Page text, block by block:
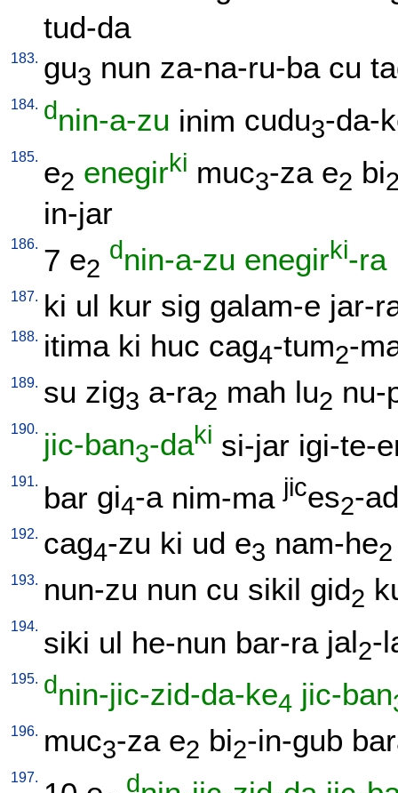
tud-da
183. gu3 nun za-na-ru-ba cu
184. dnin-a-zu inim cudu3-da-
185. e2 enegirki muc3-za e2 bi
in-jar
186. 7 e2
dnin-a-zu enegirki-ra
187. ki ul kur sig galam-e jar-
188. itima ki huc cag4-tum2-
189. su zig3 a-ra2 mah lu2 nu-
190. jic-ban3-daki si-jar igi-te-
191. bar gi4-a nim-ma jices2-
192. cag4-zu ki ud e3 nam-he2
193. nun-zu nun cu sikil gid2
194. siki ul he-nun bar-ra jal2-
195. dnin-jic-zid-da-ke4 jic-ban
196. muc3-za e2 bi2-in-gub
197. d